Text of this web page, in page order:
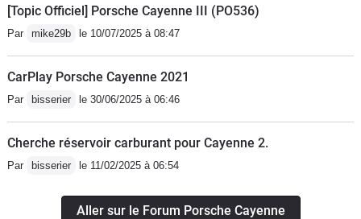
[Topic Officiel] Porsche Cayenne III (PO536)
Par mike29b le 10/07/2025 à 08:47
CarPlay Porsche Cayenne 2021
Par bisserier le 30/06/2025 à 06:46
Cherche réservoir carburant pour Cayenne 2.
Par bisserier le 11/02/2025 à 06:54
Aller sur le Forum Porsche Cayenne